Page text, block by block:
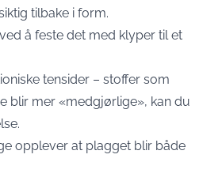
tilbake i form.
å feste det med klyper til et
tensider – stoffer som
blir mer «medgjørlige», kan du
opplever at plagget blir både